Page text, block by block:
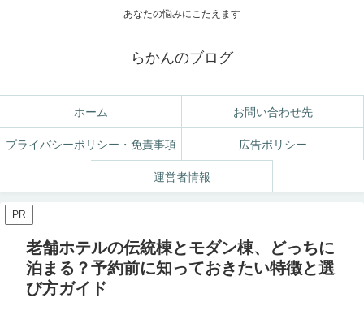
あなたの悩みにこたえます
らかんのブログ
ホーム お問い合わせ先
プライバシーポリシー・免責事項 広告ポリシー
運営者情報
PR
老舗ホテルの伝統棟とモダン棟、どっちに
泊まる？予約前に知っておきたい特徴と選
び方ガイド